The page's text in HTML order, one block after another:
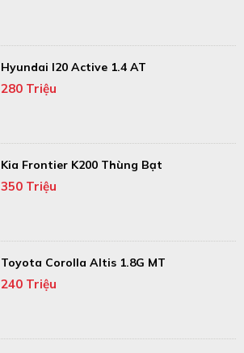
Hyundai I20 Active 1.4 AT
280 Triệu
Kia Frontier K200 Thùng Bạt
350 Triệu
Toyota Corolla Altis 1.8G MT
240 Triệu